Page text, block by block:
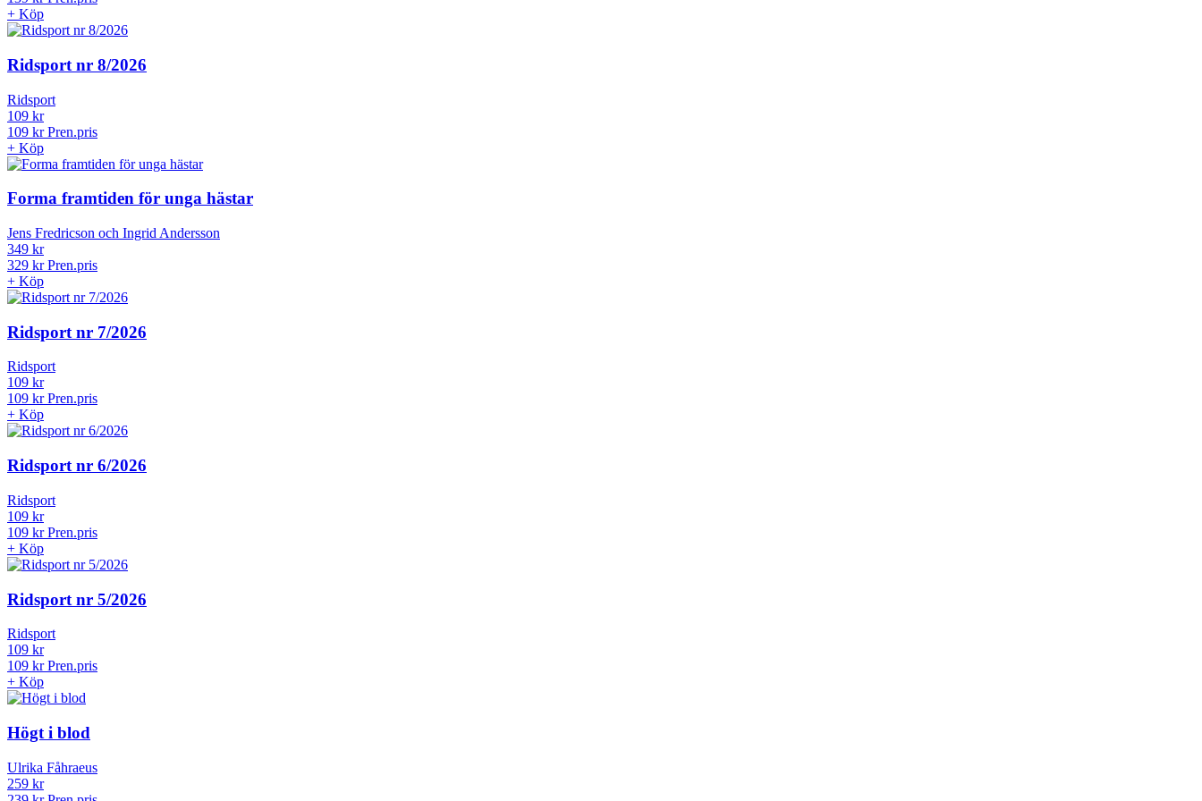
+ Köp
Ridsport nr 8/2026
Ridsport
109 kr
109 krPren.pris
+ Köp
Forma framtiden för unga hästar
Jens Fredricson och Ingrid Andersson
349 kr
329 krPren.pris
+ Köp
Ridsport nr 7/2026
Ridsport
109 kr
109 krPren.pris
+ Köp
Ridsport nr 6/2026
Ridsport
109 kr
109 krPren.pris
+ Köp
Ridsport nr 5/2026
Ridsport
109 kr
109 krPren.pris
+ Köp
Högt i blod
Ulrika Fåhraeus
259 kr